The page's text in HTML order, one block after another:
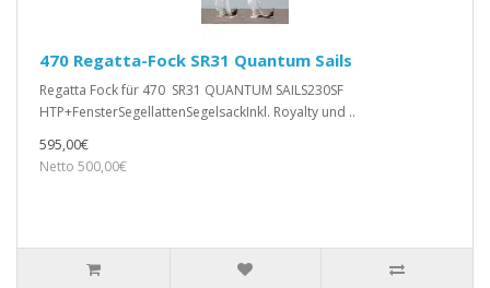
470 Regatta-Fock SR31 Quantum Sails
Regatta Fock für 470 SR31 QUANTUM SAILS230SF
HTP+FensterSegellattenSegelsackInkl. Royalty und ..
595,00€
Netto 500,00€